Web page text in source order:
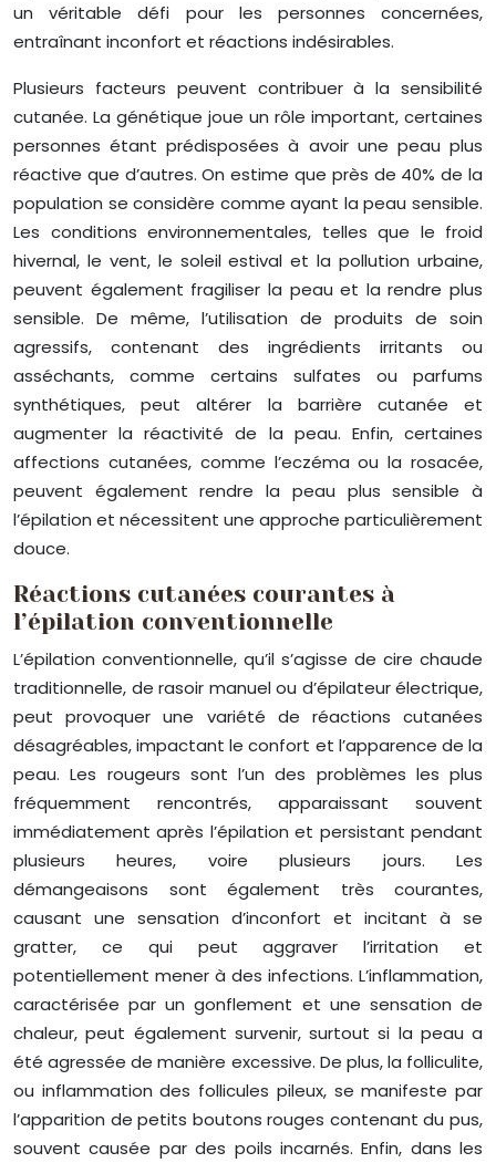
un véritable défi pour les personnes concernées,
entraînant inconfort et réactions indésirables.
Plusieurs facteurs peuvent contribuer à la sensibilité
cutanée. La génétique joue un rôle important, certaines
personnes étant prédisposées à avoir une peau plus
réactive que d’autres. On estime que près de 40% de la
population se considère comme ayant la peau sensible.
Les conditions environnementales, telles que le froid
hivernal, le vent, le soleil estival et la pollution urbaine,
peuvent également fragiliser la peau et la rendre plus
sensible. De même, l’utilisation de produits de soin
agressifs, contenant des ingrédients irritants ou
asséchants, comme certains sulfates ou parfums
synthétiques, peut altérer la barrière cutanée et
augmenter la réactivité de la peau. Enfin, certaines
affections cutanées, comme l’eczéma ou la rosacée,
peuvent également rendre la peau plus sensible à
l’épilation et nécessitent une approche particulièrement
douce.
Réactions cutanées courantes à
l’épilation conventionnelle
L’épilation conventionnelle, qu’il s’agisse de cire chaude
traditionnelle, de rasoir manuel ou d’épilateur électrique,
peut provoquer une variété de réactions cutanées
désagréables, impactant le confort et l’apparence de la
peau. Les rougeurs sont l’un des problèmes les plus
fréquemment rencontrés, apparaissant souvent
immédiatement après l’épilation et persistant pendant
plusieurs heures, voire plusieurs jours. Les
démangeaisons sont également très courantes,
causant une sensation d’inconfort et incitant à se
gratter, ce qui peut aggraver l’irritation et
potentiellement mener à des infections. L’inflammation,
caractérisée par un gonflement et une sensation de
chaleur, peut également survenir, surtout si la peau a
été agressée de manière excessive. De plus, la folliculite,
ou inflammation des follicules pileux, se manifeste par
l’apparition de petits boutons rouges contenant du pus,
souvent causée par des poils incarnés. Enfin, dans les